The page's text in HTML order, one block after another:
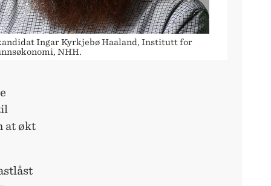
Ingar Kyrkjebø Haaland, Institutt for
NHH.
at økt